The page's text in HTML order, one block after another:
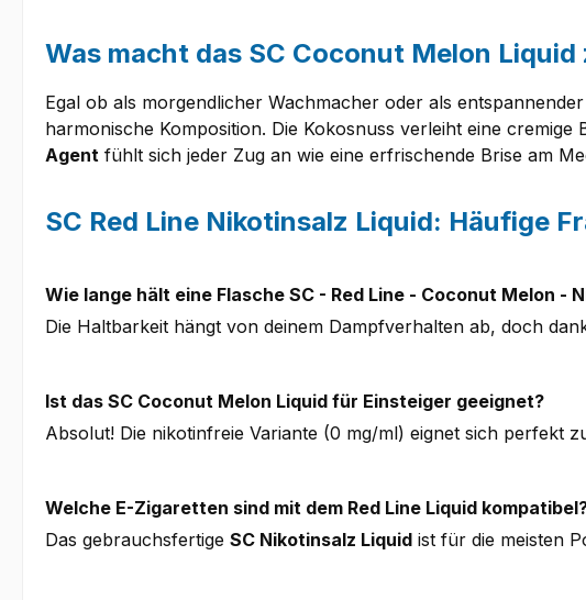
Was macht das SC Coconut Melon
Egal ob als morgendlicher Wachmacher oder als
harmonische Komposition. Die Kokosnuss verleiht eine
Agent fühlt sich jeder Zug an wie eine erfrischende Brise am
SC Red Line Nikotinsalz Liquid: Häufige
Wie lange hält eine Flasche SC - Red Line - Coconut Melon -
Die Haltbarkeit hängt von deinem Dampfverhalten ab, doch
Ist das SC Coconut Melon Liquid für Einsteiger geeignet?
Absolut! Die nikotinfreie Variante (0 mg/ml) eignet sich perfekt
Welche E-Zigaretten sind mit dem Red Line Liquid
Das gebrauchsfertige SC Nikotinsalz Liquid ist für die meisten